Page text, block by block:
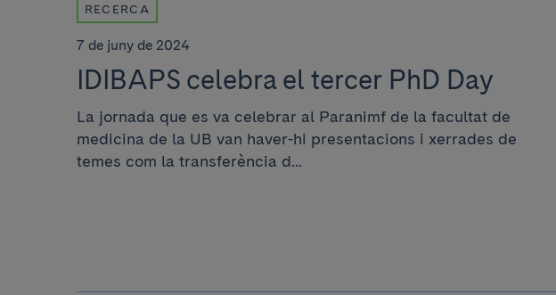
RECERCA
7 de juny de 2024
IDIBAPS celebra el tercer PhD Day
La jornada que es va celebrar al Paranimf de la facultat de
medicina de la UB van haver-hi presentacions i xerrades de
temes com la transferència d...